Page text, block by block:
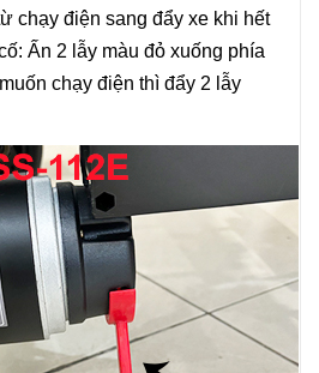
chạy điện sang đẩy xe khi hết
Ấn 2 lẫy màu đỏ xuống phía
chạy điện thì đẩy 2 lẫy